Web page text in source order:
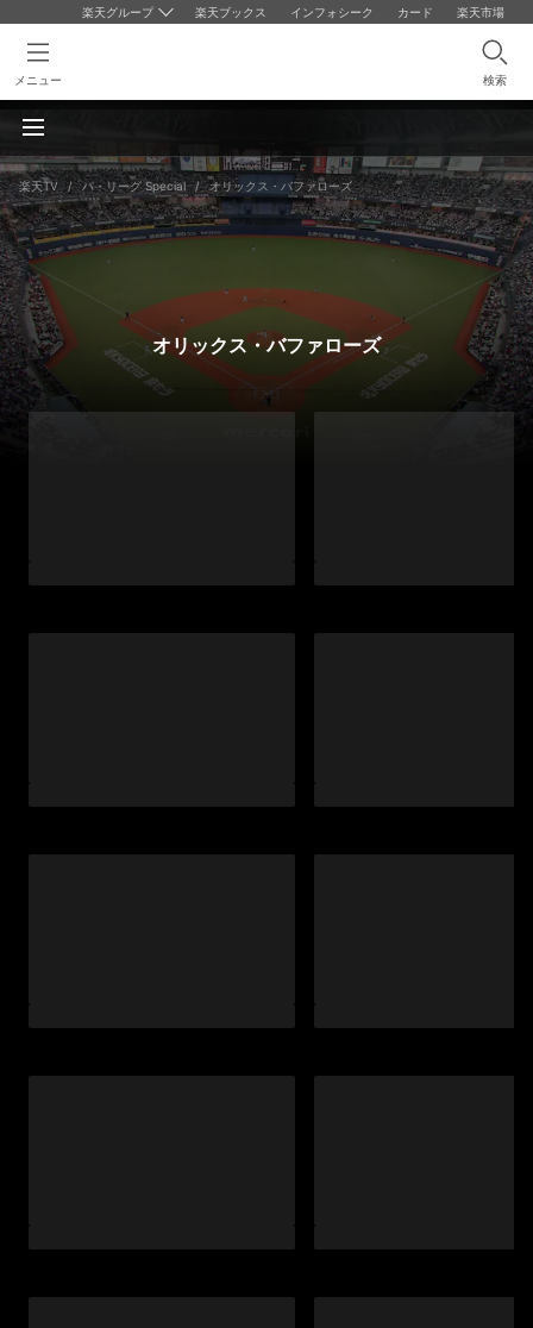
楽天グループ 楽天ブックス インフォシーク カード 楽天市場
メニュー 検索
楽天TV / パ・リーグ Special / オリックス・バファローズ
オリックス・バファローズ